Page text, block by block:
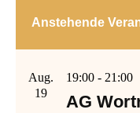
Anstehende
Aug.
19
19:00 - 21:00
AG